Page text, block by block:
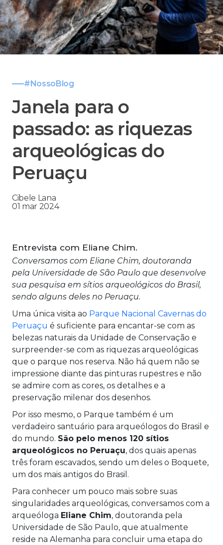
#NossoBlog
Janela para o
passado: as riquezas
arqueológicas do
Peruaçu
Cibele Lana
01 mar 2024
Entrevista com Eliane Chim.
Conversamos com Eliane Chim, doutoranda
pela Universidade de São Paulo que desenvolve
sua pesquisa em sítios arqueológicos do Brasil,
sendo alguns deles no Peruaçu.
Uma única visita ao Parque Nacional Cavernas do
Peruaçu é suficiente para encantar-se com as
belezas naturais da Unidade de Conservação e
surpreender-se com as riquezas arqueológicas
que o parque nos reserva. Não há quem não se
impressione diante das pinturas rupestres e não
se admire com as cores, os detalhes e a
preservação milenar dos desenhos.
Por isso mesmo, o Parque também é um
verdadeiro santuário para arqueólogos do Brasil e
do mundo. São pelo menos 120 sítios
arqueológicos no Peruaçu, dos quais apenas
três foram escavados, sendo um deles o Boquete,
um dos mais antigos do Brasil.
Para conhecer um pouco mais sobre suas
singularidades arqueológicas, conversamos com a
arqueóloga Eliane Chim, doutoranda pela
Universidade de São Paulo, que atualmente
reside na Alemanha para concluir uma etapa do